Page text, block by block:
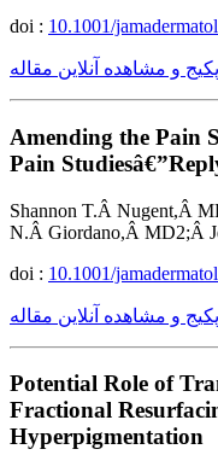
doi : 10.1001/
و مشاهده آنلاین مقاله
Amending the Pain
Pain
Shannon T.Â Nugent,Â
N.Â Giordano,Â MD2;Â
doi : 10.1001/
و مشاهده آنلاین مقاله
Potential Role of
Fractional
Hyperpigmentation